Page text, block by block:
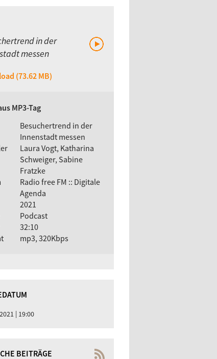
in der
messen
(73.62 MB)
MP3-Tag
Besuchertrend in der
Innenstadt messen
Laura Vogt, Katharina
Schweiger, Sabine
Fratzke
Radio free FM :: Digitale
Agenda
2021
Podcast
32:10
mp3, 320Kbps
| 19:00
BEITRÄGE